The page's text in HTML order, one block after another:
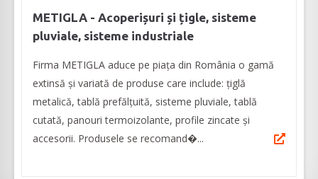
METIGLA - Acoperișuri și țigle, sisteme
pluviale, sisteme industriale
Firma METIGLA aduce pe piața din România o gamă
extinsă și variată de produse care include: țiglă
metalică, tablă prefălțuită, sisteme pluviale, tablă
cutată, panouri termoizolante, profile zincate și
accesorii. Produsele se recomand�...